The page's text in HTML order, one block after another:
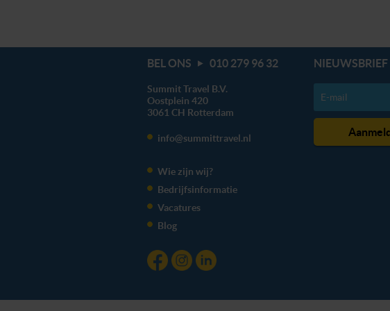
BEL ONS 010 279 96 32
Summit Travel B.V.
Oostplein 420
3061 CH Rotterdam
info@summittravel.nl
Wie zijn wij?
Bedrijfsinformatie
Vacatures
Blog
NIEUWSBRIEF